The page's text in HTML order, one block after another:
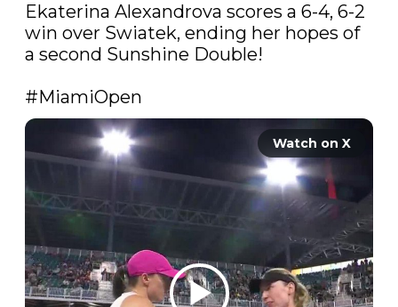
Ekaterina Alexandrova scores a 6-4, 6-2
win over Swiatek, ending her hopes of
a second Sunshine Double!
#MiamiOpen
Watch on X